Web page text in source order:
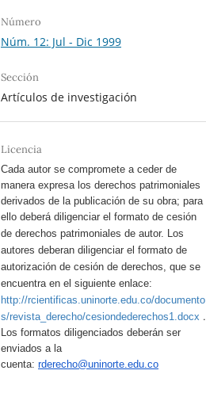
Número
Núm. 12: Jul - Dic 1999
Sección
Artículos de investigación
Licencia
Cada autor se compromete a ceder de
manera expresa los derechos patrimoniales
derivados de la publicación de su obra; para
ello deberá diligenciar el formato de cesión
de derechos patrimoniales de autor.
Los
autores deberan diligenciar el formato de
autorización de cesión de derechos, que se
encuentra en el siguiente enlace:
http://rcientificas.uninorte.edu.co/documento
s/revista_derecho/cesiondederechos1.docx .
Los formatos diligenciados deberán ser
enviados a la
cuenta:rderecho@uninorte.edu.co